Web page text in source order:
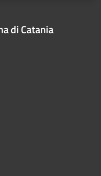
di Catania